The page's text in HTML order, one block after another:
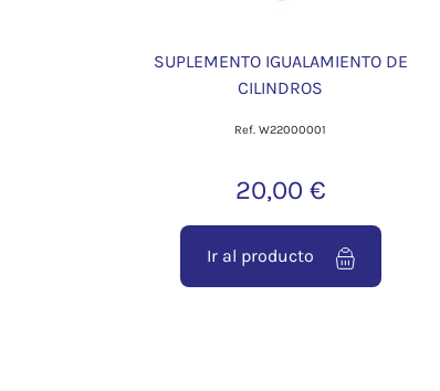
SUPLEMENTO IGUALAMIENTO DE
CILINDROS
Ref. W22000001
20,00 €
Ir al producto